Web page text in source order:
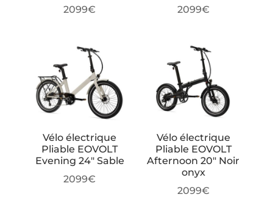
2099€
2099€
Vélo électrique
Pliable EOVOLT
Evening 24″ Sable
2099€
Vélo électrique
Pliable EOVOLT
Afternoon 20″ Noir
onyx
2099€